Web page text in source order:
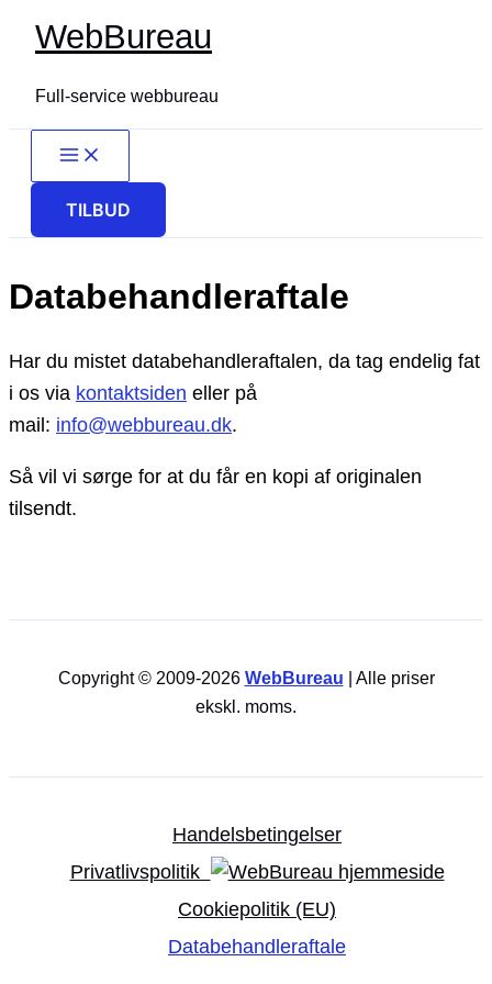
indholdet
WebBureau
Full-service webbureau
TILBUD
Databehandleraftale
Har du mistet databehandleraftalen, da tag endelig fat
i os via kontaktsiden eller på
mail: info@webbureau.dk.
Så vil vi sørge for at du får en kopi af originalen
tilsendt.
Copyright © 2009-2026 WebBureau | Alle priser
ekskl. moms.
Handelsbetingelser
Privatlivspolitik
Cookiepolitik (EU)
Databehandleraftale